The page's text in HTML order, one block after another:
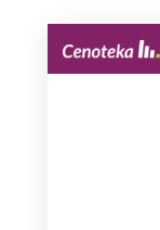
godine:
čak četiri